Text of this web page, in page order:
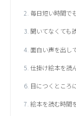
毎日短い時間で
聞いてなくても
面白い声を出し
仕掛け絵本を読
目につくところ
絵本を読む時間